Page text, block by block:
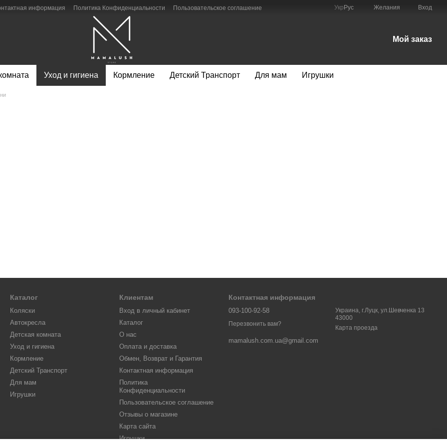
информация Политика Конфиденциальности
Пользовательское соглашение
Укр Рус Желания Вход
Мой заказ
Уход и гигиена Кормление Детский Транспорт Для мам Игрушки
Каталог
Коляски
Автокресла
Детская комната
Уход и гигиена
Кормление
Детский Транспорт
Для мам
Игрушки
Клиентам
Вход в личный кабинет
Каталог
О нас
Оплата и доставка
Обмен, Возврат и Гарантия
Контактная информация
Политика
Конфиденциальности
Пользовательское соглашение
Отзывы о магазине
Карта сайта
Игрушки
Контактная информация
093-100-92-58
Перезвонить вам?
mamalush.com.ua@gmail.com
Украина, г.Луцк, ул.Шевченка 13
43000
Карта проезда